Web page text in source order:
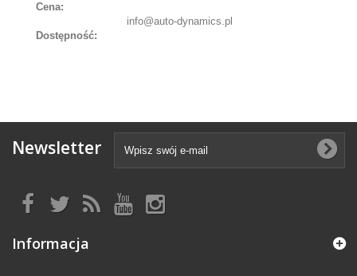
Cena:
info@auto-dynamics.pl
Dostępność:
Newsletter
Informacja